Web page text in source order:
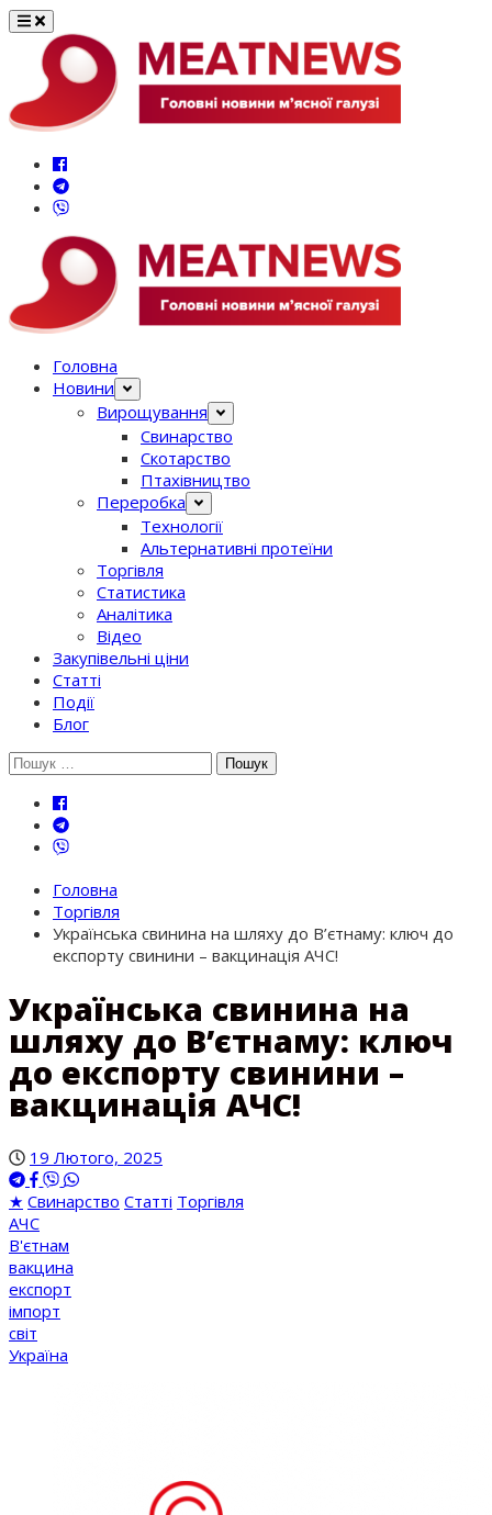
Перейти
вмісту
Головна
Новини
Вирощування
Свинарство
Скотарство
Птахівництво
Переробка
Технології
Альтернативні протеїни
Торгівля
Статистика
Аналітика
Відео
Закупівельні ціни
Статті
Події
Блог
Шукати:
Головна
Торгівля
Українська свинина на шляху до В’єтнаму: ключ до
експорту свинини – вакцинація АЧС!
Українська свинина на
шляху до В’єтнаму: ключ
до експорту свинини –
вакцинація АЧС!
19 Лютого, 2025
★ Свинарство Статті Торгівля
АЧС
В'єтнам
вакцина
експорт
імпорт
світ
Україна